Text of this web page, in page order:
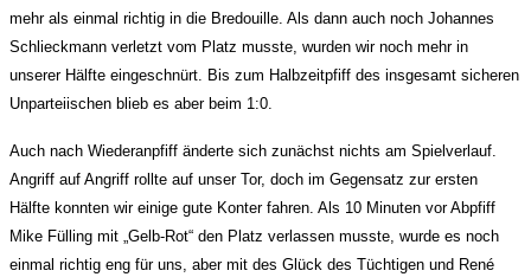
mehr als einmal richtig in die Bredouille. Als dann auch noch Johannes
Schlieckmann verletzt vom Platz musste, wurden wir noch mehr in
unserer Hälfte eingeschnürt. Bis zum Halbzeitpfiff des insgesamt sicheren
Unparteiischen blieb es aber beim 1:0.
Auch nach Wiederanpfiff änderte sich zunächst nichts am Spielverlauf.
Angriff auf Angriff rollte auf unser Tor, doch im Gegensatz zur ersten
Hälfte konnten wir einige gute Konter fahren. Als 10 Minuten vor Abpfiff
Mike Fülling mit „Gelb-Rot“ den Platz verlassen musste, wurde es noch
einmal richtig eng für uns, aber mit des Glück des Tüchtigen und René